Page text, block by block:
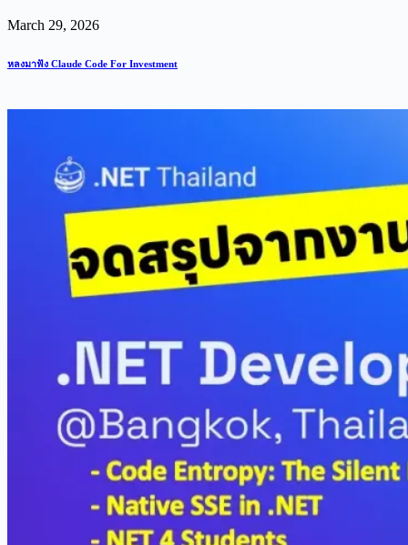
March 29, 2026
หลงมาฟัง Claude Code For Investment